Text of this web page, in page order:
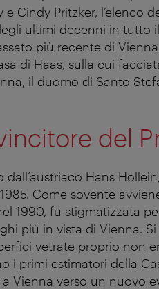
Cindy Pritzker, l’elenco
ultimi decenni in tutto
più recente di
di Haas, sulla cui
il duomo di Santo
del
dall’austriaco Hans
Come sovente
1990, fu stigmatizzata
più in vista di Vienna.
vetrate proprio non
i primi estimatori della
Vienna verso un nuovo